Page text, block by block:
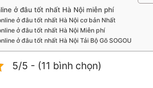
ở đâu tốt nhất Hà Nội miễn phí
ở đâu tốt nhất Hà Nội cơ bản Nhất
ở đâu tốt nhất Hà Nội Miễn phí
ở đâu tốt nhất Hà Nội Tải Bộ Gõ SOGOU
5/5 - (11 bình chọn)